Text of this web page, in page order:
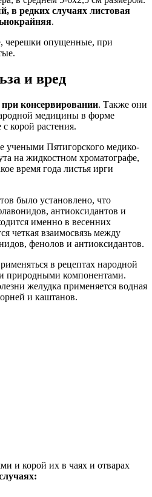
в редких случаях листовая
.
черешки опущенные, при
и вред
консервировании. Также они
медицины в форме
корой растения.
учеными Пятигорского медико-
на жидкостном хроматографе,
время года листья ирги
было установлено, что
антиоксидантов и
именно в весенних
четкая взаимосвязь между
фенолов и антиоксидантов.
в рецептах народной
природными компонентами.
желудка применяется водная
и каштанов.
и корой их в чаях и отварах